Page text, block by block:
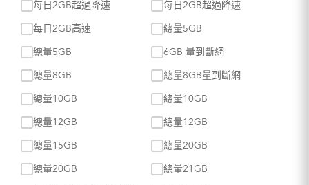
每日2GB超過降速 每日2GB超過降速
每日2GB高速 總量5GB
總量5GB 6GB 量到斷網
總量8GB 總量8GB量到斷網
總量10GB 總量10GB
總量12GB 總量12GB
總量15GB 總量20GB
總量20GB 總量21GB